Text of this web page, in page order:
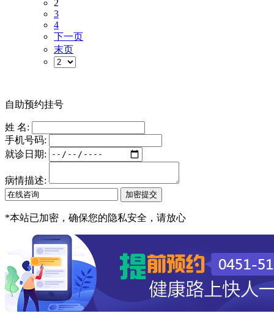
2
3
4
下一页
末页
自助预约挂号
姓 名:
手机号码:
就诊日期:
病情描述:
*本站已加密，确保您的隐私安全，请放心